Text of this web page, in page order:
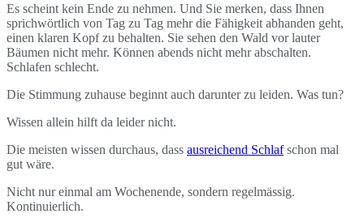
Es scheint kein Ende zu nehmen. Und Sie merken, dass Ihnen
sprichwörtlich von Tag zu Tag mehr die Fähigkeit abhanden geht,
einen klaren Kopf zu behalten. Sie sehen den Wald vor lauter
Bäumen nicht mehr. Können abends nicht mehr abschalten.
Schlafen schlecht.
Die Stimmung zuhause beginnt auch darunter zu leiden. Was tun?
Wissen allein hilft da leider nicht.
Die meisten wissen durchaus, dass ausreichend Schlafschon mal
gut wäre.
Nicht nur einmal am Wochenende, sondern regelmässig.
Kontinuierlich.